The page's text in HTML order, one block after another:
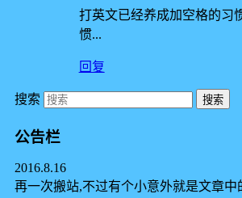
打英文已经养成加空格的习
惯...
回复
搜索
公告栏
2016.8.16
再一次搬站,不过有个小意外就是文章中